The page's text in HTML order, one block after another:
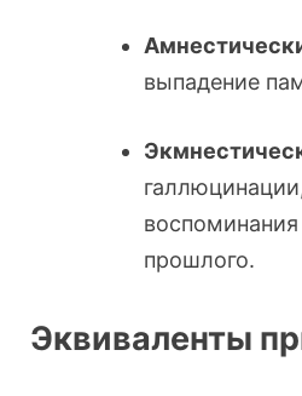
выпадение
воспоминания
прошлого.
Эквиваленты